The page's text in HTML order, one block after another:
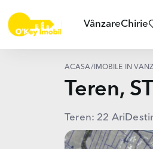
VânzareChirie
ACASĂ/ IMOBILE ÎN
Teren,
Teren: 22 Ari